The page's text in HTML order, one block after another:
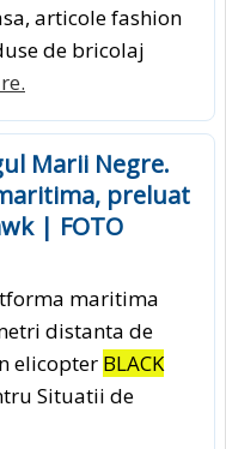
articole fashion
de bricolaj
Marii Negre.
preluat
| FOTO
maritima
distanta de
elicopter BLACK
Situatii de